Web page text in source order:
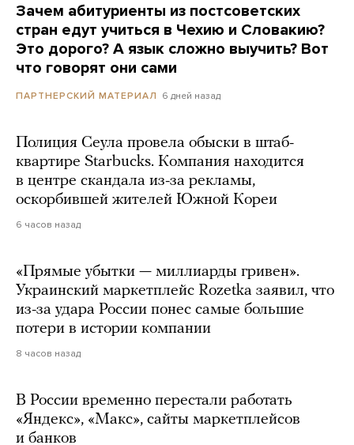
Зачем абитуриенты из постсоветских
стран едут учиться в Чехию и Словакию?
Это дорого? А язык сложно выучить? Вот
что говорят они сами
ПАРТНЕРСКИЙ МАТЕРИАЛ 6 дней назад
Полиция Сеула провела обыски в штаб-
квартире Starbucks. Компания находится
в центре скандала из-за рекламы,
оскорбившей жителей Южной Кореи
6 часов назад
«Прямые убытки — миллиарды гривен».
Украинский маркетплейс Rozetka заявил, что
из-за удара России понес самые большие
потери в истории компании
8 часов назад
В России временно перестали работать
«Яндекс», «Макс», сайты маркетплейсов
и банков